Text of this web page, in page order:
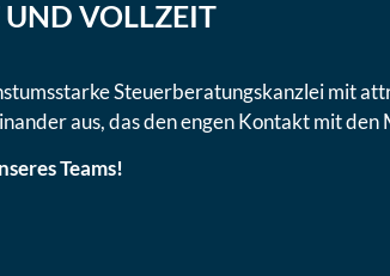
VOLLZEIT
Steuerberatungskanzlei mit
aus, das den engen Kontakt mit den
Teams!